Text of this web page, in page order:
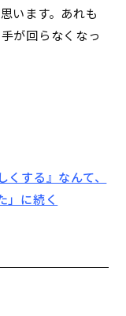
います。あれも
が回らなくなっ
くする』なんて、
」に続く